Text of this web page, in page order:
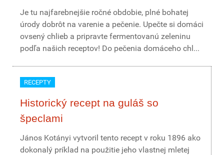
Je tu najfarebnejšie ročné obdobie, plné bohatej
úrody dobrôt na varenie a pečenie. Upečte si domáci
ovsený chlieb a pripravte fermentovanú zeleninu
podľa našich receptov! Do pečenia domáceho chl...
RECEPTY
Historický recept na guláš so
špeclami
János Kotányi vytvoril tento recept v roku 1896 ako
dokonalý príklad na použitie jeho vlastnej mletej